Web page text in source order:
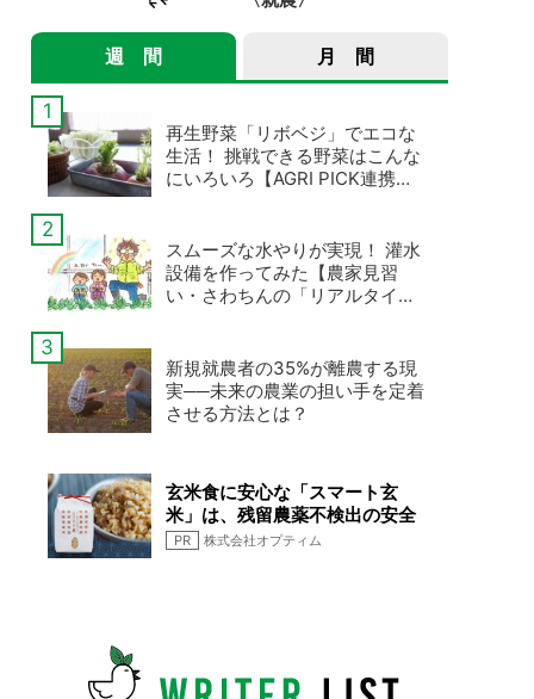
週 間 月 間
再生野菜「リボベジ」でエコな
生活！ 挑戦できる野菜はこんな
にいろいろ【AGRI PICK連携企
スムーズな水やりが実現！ 灌水
設備を作ってみた【農家見習
い・さわちんの「リアルタイム
新規就農者の35%が離農する現
実──未来の農業の担い手を定着
させる方法とは？
玄米食に安心な「スマート玄
米」は、残留農薬不検出の安全
なお米です
PR 株式会社オプティム